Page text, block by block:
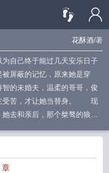
花酥酒/著
自己终于能过几天安乐日子
屏蔽的记忆，原来她是穿
的未婚夫，温柔的哥哥，俊
受苦，才让她当替身。 现
去和亲后，那个桀骜的狼王
死逃到了一个偏远小部落，
天她去谈生意，路上捡到
，目光深邃。 闻笙：很
章